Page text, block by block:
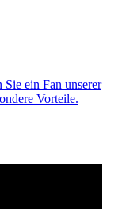
ein Fan unserer
Vorteile.